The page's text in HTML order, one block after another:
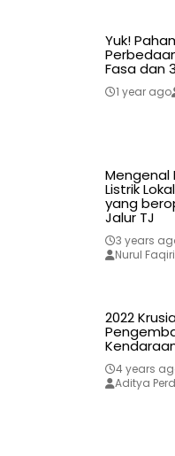
Yuk!
Fasa dan
1 year ago
Mengenal
Listrik
yang
Jalur TJ
3 years
Nurul
2022
4 years
Aditya